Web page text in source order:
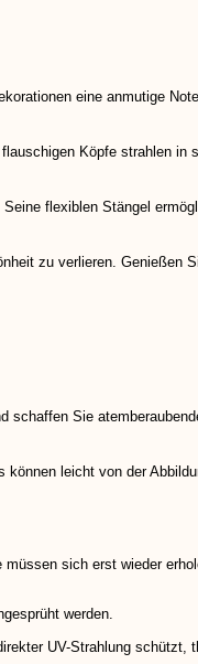
eine anmutige
Köpfe strahlen in
flexiblen Stängel
zu verlieren. Genießen
schaffen Sie
leicht von der
sich erst wieder
werden.
UV-Strahlung schützt,